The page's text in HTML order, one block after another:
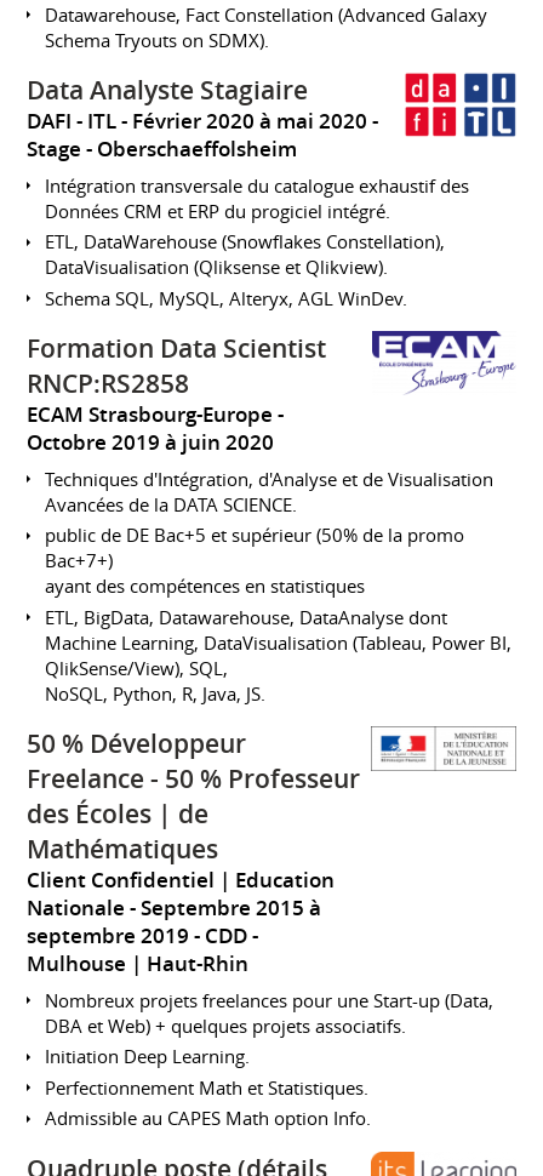
Datawarehouse, Fact Constellation (Advanced Galaxy
Schema Tryouts on SDMX).
Data Analyste Stagiaire
DAFI - ITL
Février 2020 à mai 2020
Stage
Oberschaeffolsheim
Intégration transversale du catalogue exhaustif des
Données CRM et ERP du progiciel intégré.
ETL, DataWarehouse (Snowflakes Constellation),
DataVisualisation (Qliksense et Qlikview).
Schema SQL, MySQL, Alteryx, AGL WinDev.
Formation Data Scientist
RNCP:RS2858
ECAM Strasbourg-Europe
Octobre 2019 à juin 2020
Techniques d'Intégration, d'Analyse et de Visualisation
Avancées de la DATA SCIENCE.
public de DE Bac+5 et supérieur (50% de la promo
Bac+7+)
ayant des compétences en statistiques
ETL, BigData, Datawarehouse, DataAnalyse dont
Machine Learning, DataVisualisation (Tableau, Power BI,
QlikSense/View), SQL,
NoSQL, Python, R, Java, JS.
50 % Développeur
Freelance - 50 % Professeur
des Écoles | de
Mathématiques
Client Confidentiel | Education
Nationale
Septembre 2015 à
septembre 2019 CDD
Mulhouse | Haut-Rhin
Nombreux projets freelances pour une Start-up (Data,
DBA et Web) + quelques projets associatifs.
Initiation Deep Learning.
Perfectionnement Math et Statistiques.
Admissible au CAPES Math option Info.
Quadruple poste (détails